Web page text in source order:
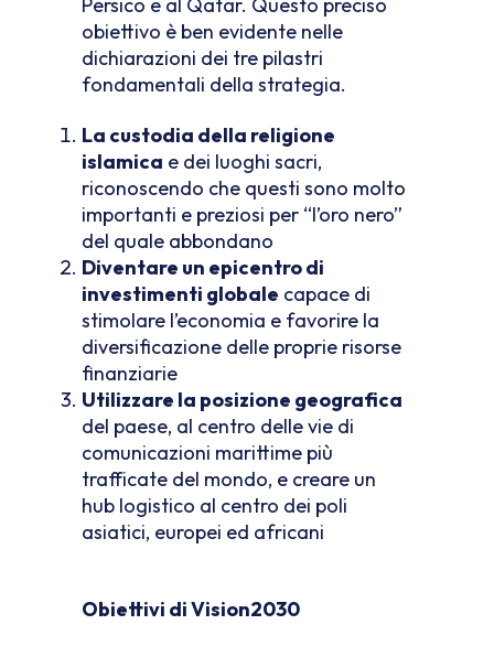
Persico e al Qatar. Questo preciso
obiettivo è ben evidente nelle
dichiarazioni dei tre pilastri
fondamentali della strategia.
La custodia della religione
islamica e dei luoghi sacri,
riconoscendo che questi sono molto
importanti e preziosi per “l’oro nero”
del quale abbondano
Diventare un epicentro di
investimenti globale capace di
stimolare l’economia e favorire la
diversificazione delle proprie risorse
finanziarie
Utilizzare la posizione geografica
del paese, al centro delle vie di
comunicazioni marittime più
trafficate del mondo, e creare un
hub logistico al centro dei poli
asiatici, europei ed africani
Obiettivi di Vision2030